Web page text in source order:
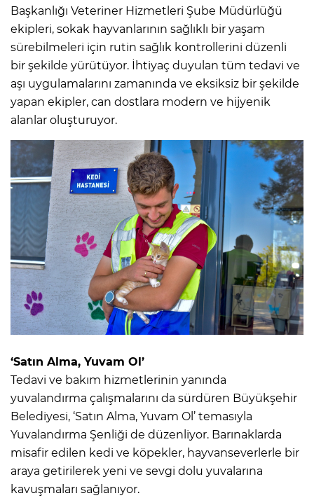
Başkanlığı Veteriner Hizmetleri Şube Müdürlüğü
ekipleri, sokak hayvanlarının sağlıklı bir yaşam
sürebilmeleri için rutin sağlık kontrollerini düzenli
bir şekilde yürütüyor. İhtiyaç duyulan tüm tedavi ve
aşı uygulamalarını zamanında ve eksiksiz bir şekilde
yapan ekipler, can dostlara modern ve hijyenik
alanlar oluşturuyor.
‘Satın Alma, Yuvam Ol’
Tedavi ve bakım hizmetlerinin yanında
yuvalandırma çalışmalarını da sürdüren Büyükşehir
Belediyesi, ‘Satın Alma, Yuvam Ol’ temasıyla
Yuvalandırma Şenliği de düzenliyor. Barınaklarda
misafir edilen kedi ve köpekler, hayvanseverlerle bir
araya getirilerek yeni ve sevgi dolu yuvalarına
kavuşmaları sağlanıyor.